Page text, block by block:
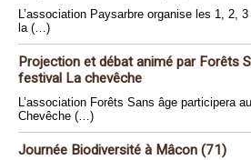
L’association Paysarbre organise les 1, 2,
la (…)
Projection et débat animé par Forêts
festival La chevêche
L’association Forêts Sans âge participera
Chevêche (…)
Journée Biodiversité à Mâcon (71)